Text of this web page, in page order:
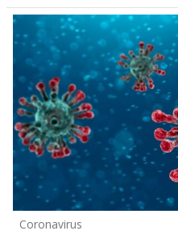
Coronavirus